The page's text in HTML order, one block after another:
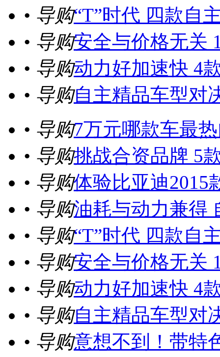
• 导购“T”时代 四款自
• 导购安全与价格无关
• 导购动力好加速快 4
• 导购自主精品车型对
• 导购7万元哪款车最
• 导购挑战合资品牌 5
• 导购体验比亚迪2015
• 导购油耗与动力兼得
• 导购“T”时代 四款自
• 导购安全与价格无关
• 导购动力好加速快 4
• 导购自主精品车型对
• 导购意想不到！带特